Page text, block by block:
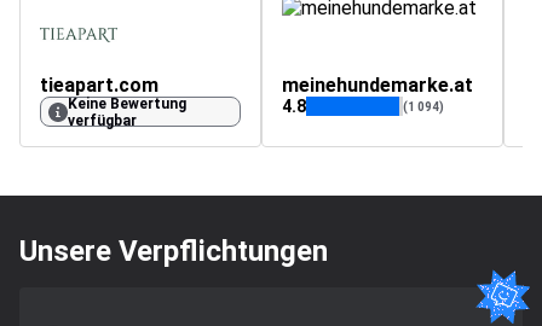
tieapart.com
Keine Bewertung
verfügbar
meinehundemarke.at
4.8 (1 094)
Unsere Verpflichtungen